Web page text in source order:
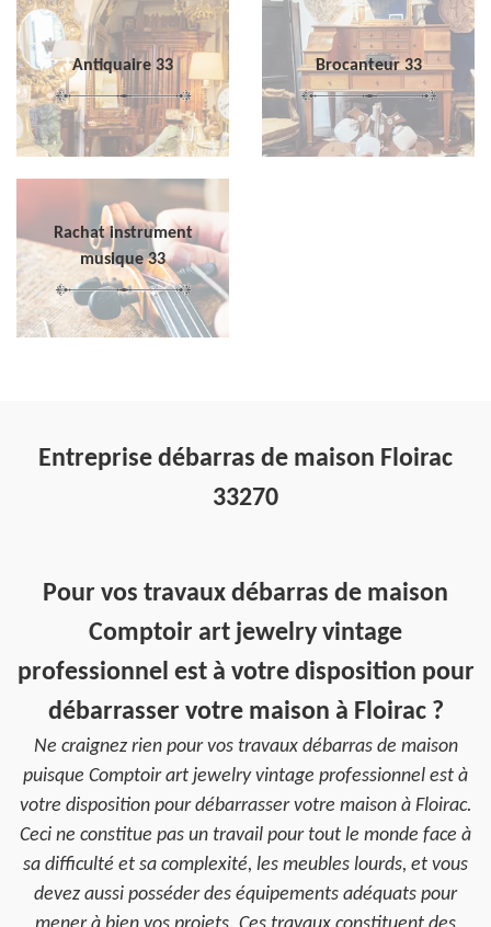
Antiquaire 33 Brocanteur 33
Rachat instrument
musique 33
Entreprise débarras de maison Floirac
33270
Pour vos travaux débarras de maison
Comptoir art jewelry vintage
professionnel est à votre disposition pour
débarrasser votre maison à Floirac ?
Ne craignez rien pour vos travaux débarras de maison
puisque Comptoir art jewelry vintage professionnel est à
votre disposition pour débarrasser votre maison à Floirac.
Ceci ne constitue pas un travail pour tout le monde face à
sa difficulté et sa complexité, les meubles lourds, et vous
devez aussi posséder des équipements adéquats pour